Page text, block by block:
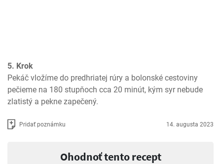
5. Krok
Pekáč vložíme do predhriatej rúry a bolonské cestoviny
pečieme na 180 stupňoch cca 20 minút, kým syr nebude
zlatistý a pekne zapečený.
Pridať poznámku 14. augusta 2023
Ohodnoť tento recept